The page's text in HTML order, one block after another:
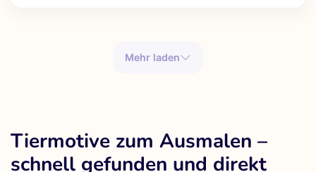
Mehr laden
Tiermotive zum Ausmalen –
schnell gefunden und direkt